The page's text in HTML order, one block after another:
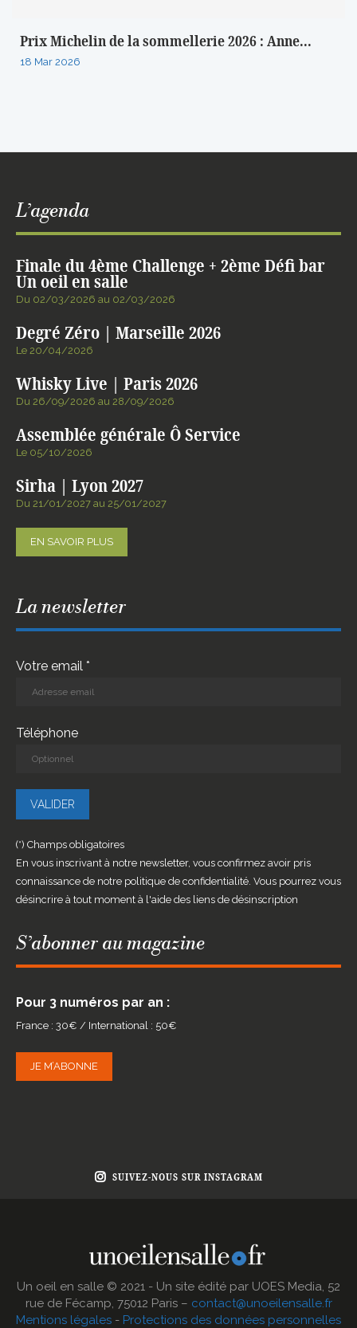
Prix Michelin de la sommellerie 2026 : Anne...
18 Mar 2026
L’agenda
Finale du 4ème Challenge + 2ème Défi bar
Un oeil en salle
Du 02/03/2026 au 02/03/2026
Degré Zéro | Marseille 2026
Le 20/04/2026
Whisky Live | Paris 2026
Du 26/09/2026 au 28/09/2026
Assemblée générale Ô Service
Le 05/10/2026
Sirha | Lyon 2027
Du 21/01/2027 au 25/01/2027
EN SAVOIR PLUS
La newsletter
Votre email *
Téléphone
(*) Champs obligatoires
En vous inscrivant à notre newsletter, vous confirmez avoir pris
connaissance de notre politique de confidentialité. Vous pourrez vous
désincrire à tout moment à l'aide des liens de désinscription
S’abonner au magazine
Pour 3 numéros par an :
France : 30€ / International : 50€
JE M’ABONNE
SUIVEZ-NOUS SUR INSTAGRAM
Un oeil en salle © 2021 - Un site édité par UOES Media, 52
rue de Fécamp, 75012 Paris – contact@unoeilensalle.fr
Mentions légales - Protections des données personnelles